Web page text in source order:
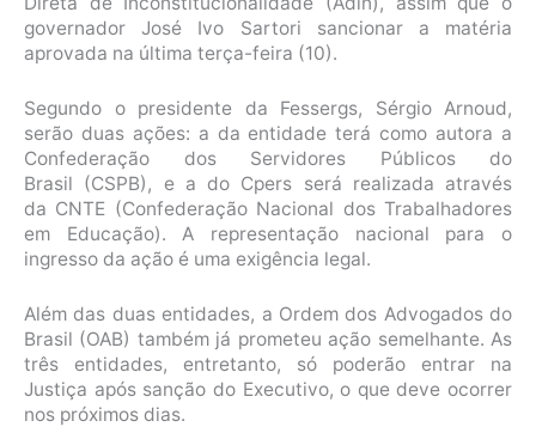
governador José Ivo Sartori sancionar a matéria
aprovada na última terça-feira (10).
Segundo o presidente da Fessergs, Sérgio Arnoud,
serão duas ações: a da entidade terá como autora a
Confederação dos Servidores Públicos do
Brasil (CSPB), e a do Cpers será realizada através
da CNTE (Confederação Nacional dos Trabalhadores
em Educação). A representação nacional para o
ingresso da ação é uma exigência legal.
Além das duas entidades, a Ordem dos Advogados do
Brasil (OAB) também já prometeu ação semelhante. As
três entidades, entretanto, só poderão entrar na
Justiça após sanção do Executivo, o que deve ocorrer
nos próximos dias.